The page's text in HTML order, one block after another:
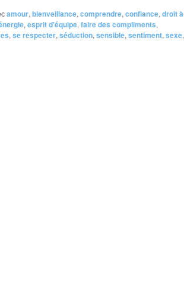
amour, bienveillance, comprendre, confiance, droit à
, esprit d'équipe, faire des compliments,
, se respecter, séduction, sensible, sentiment, sexe,